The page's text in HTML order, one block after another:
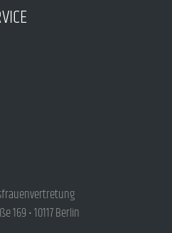
169 • 10117 Berlin